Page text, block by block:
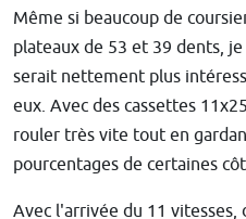
Même si beaucoup de
plateaux de 53 et 39 dents,
serait nettement plus
eux. Avec des cassettes
rouler très vite tout en
pourcentages de certaines
Avec l'arrivée du 11 vitesses,